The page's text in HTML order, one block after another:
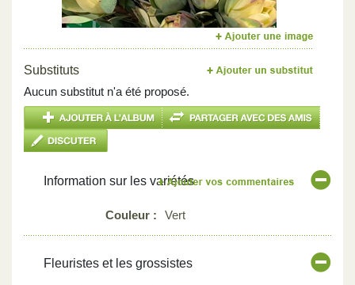
Substituts
Aucun substitut n'a été proposé.
Information sur les variétés
Couleur : Vert
Fleuristes et les grossistes